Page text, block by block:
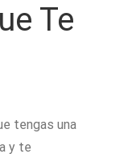
Te
tengas una
y te